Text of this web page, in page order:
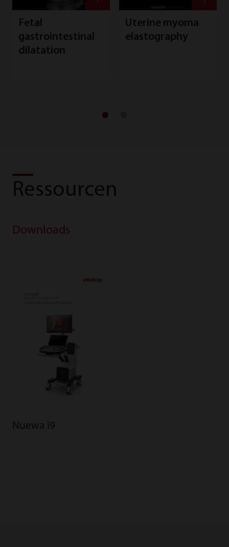
Fetal
gastrointestinal
dilatation
Uterine myoma
elastography
Ressourcen
Downloads
Nuewa i9